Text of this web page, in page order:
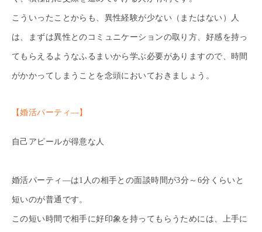
こういったことからも、異性経験が少ない（またはない）人
は、まずは異性とのコミュニケーションの取り方、好感を持っ
てもらえるようなふるまいから学ぶ必要がありますので、時間
がかかってしまうことを念頭においておきましょう。
【婚活パーティ―】
自己アピールが得意な人
婚活パーティ―は1人の相手との面談時間が3分～6分くらいと
短いのが普通です。
この短い時間で相手に好印象を持ってもらうためには、上手に